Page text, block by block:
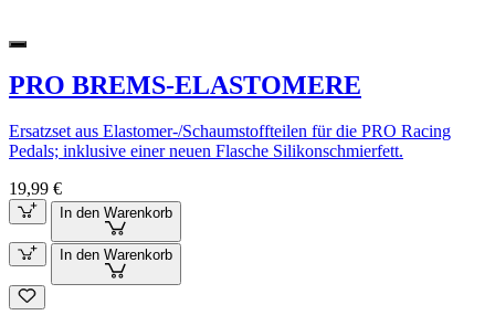
PRO BREMS-ELASTOMERE
Ersatzset aus Elastomer-/Schaumstoffteilen für die PRO Racing
Pedals; inklusive einer neuen Flasche Silikonschmierfett.
19,99 €
In den Warenkorb
In den Warenkorb